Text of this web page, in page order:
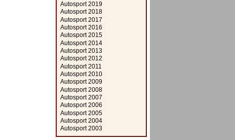
Autosport 2019
Autosport 2018
Autosport 2017
Autosport 2016
Autosport 2015
Autosport 2014
Autosport 2013
Autosport 2012
Autosport 2011
Autosport 2010
Autosport 2009
Autosport 2008
Autosport 2007
Autosport 2006
Autosport 2005
Autosport 2004
Autosport 2003